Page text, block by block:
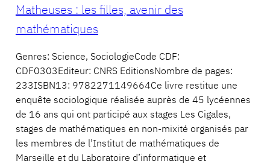
Matheuses : les filles, avenir des
mathématiques
Genres: Science, SociologieCode CDF:
CDF0303Editeur: CNRS EditionsNombre de pages:
233ISBN13: 9782271149664Ce livre restitue une
enquête sociologique réalisée auprès de 45 lycéennes
de 16 ans qui ont participé aux stages Les Cigales,
stages de mathématiques en non-mixité organisés par
les membres de l’Institut de mathématiques de
Marseille et du Laboratoire d’informatique et